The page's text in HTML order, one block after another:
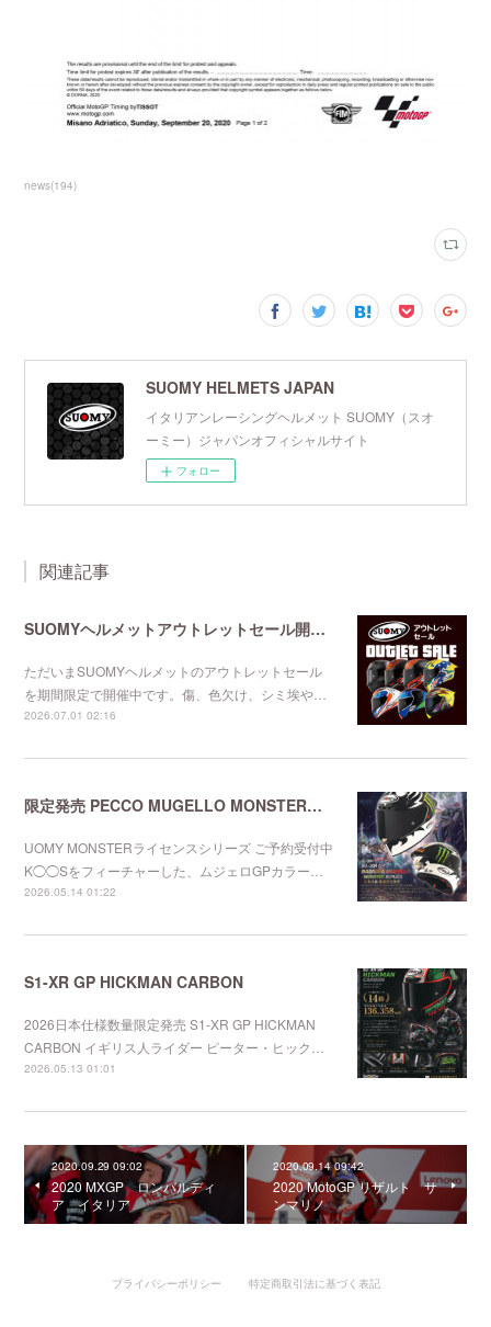
news(194)
SUOMY HELMETS JAPAN
イタリアンレーシングヘルメット SUOMY（スオ
ーミー）ジャパンオフィシャルサイト
フォロー
関連記事
SUOMYヘルメットアウトレットセール開催中
ただいまSUOMYヘルメットのアウトレットセール
を期間限定で開催中です。傷、色欠け、シミ埃や…
2026.07.01 02:16
限定発売 PECCO MUGELLO MONSTERレプリカ
UOMY MONSTERライセンスシリーズ ご予約受付中
K◯◯Sをフィーチャーした、ムジェロGPカラー…
2026.05.14 01:22
S1-XR GP HICKMAN CARBON
2026日本仕様数量限定発売 S1-XR GP HICKMAN
CARBON イギリス人ライダー ピーター・ヒック…
2026.05.13 01:01
2020.09.29 09:02
2020 MXGP ロンバルディ
ア イタリア
2020.09.14 09:42
2020 MotoGP リザルト サ
ンマリノ
プライバシーポリシー 特定商取引法に基づく表記